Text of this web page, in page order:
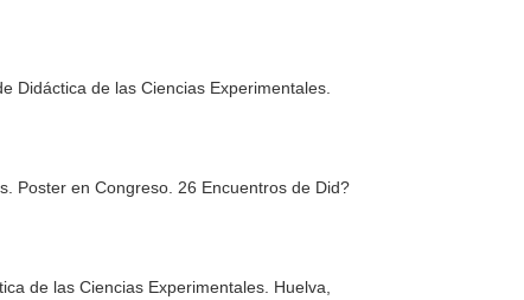
Didáctica de las Ciencias Experimentales.
Poster en Congreso. 26 Encuentros de Did?
de las Ciencias Experimentales. Huelva,